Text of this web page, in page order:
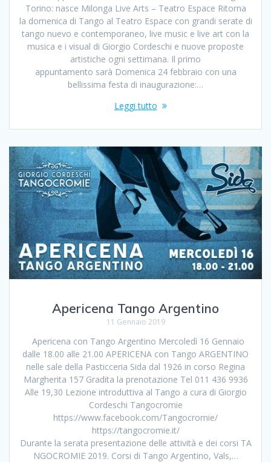
Torino: nasce Milonga Live Arts – Teatro Espace Ritorna
la domenica di Tango al Teatro Espace con grandi serate di
tango nuevo e contemporaneo, live music e live art con la
musica e i visual di Giorgio Cordeschi e nuove proposte
artistiche ogni settimana. Il primo
appuntamento sarà Domenica 24 febbraio con una
bellissima festa di inaugurazione:…
Leggi tutto
Apericena Tango Argentino
11 Gennaio 2019
Apericena con Tango Argentino Mercoledì 16 Gennaio
dalle 18.00 alle 21.00 APERICENA con Tango ARGENTINO
nelle sale della Pasticceria Sida dal 1926 in corso Regina
Margherita 157 Gradita la prenotazione Tel 011 436 9936
Alle 19,30 Lezione introduttiva al Tango a cura di Giorgio
Cordeschi Tangocromie
https://www.facebook.com/Tangocromie/
https://tangocromie.it/
Durante la serata presentazione delle attività e dei corsi TA
NGOCROMIE 2019. Corsi di Tango Argentino, Vals,…